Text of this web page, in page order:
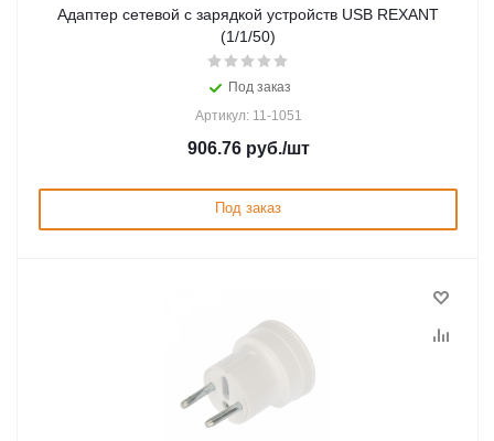
Адаптер сетевой с зарядкой устройств USB REXANT
(1/1/50)
Под заказ
Артикул: 11-1051
906.76руб./шт
Под заказ